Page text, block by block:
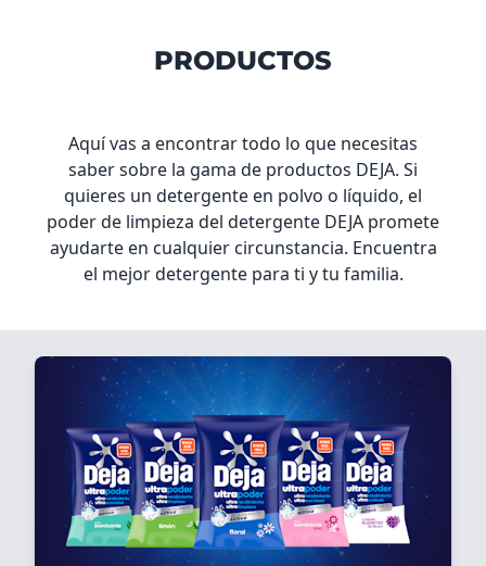
PRODUCTOS​
Aquí vas a encontrar todo lo que necesitas
saber sobre la gama de productos DEJA. Si
quieres un detergente en polvo o líquido, el
poder de limpieza del detergente DEJA promete
ayudarte en cualquier circunstancia. Encuentra
el mejor detergente para ti y tu familia.